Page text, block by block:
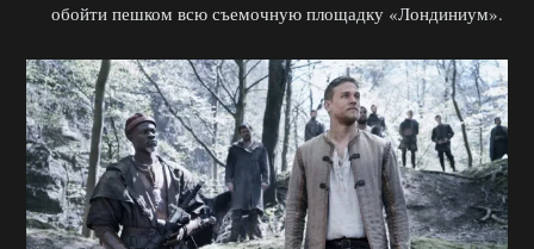
обойти пешком всю съемочную площадку «Лондиниум».